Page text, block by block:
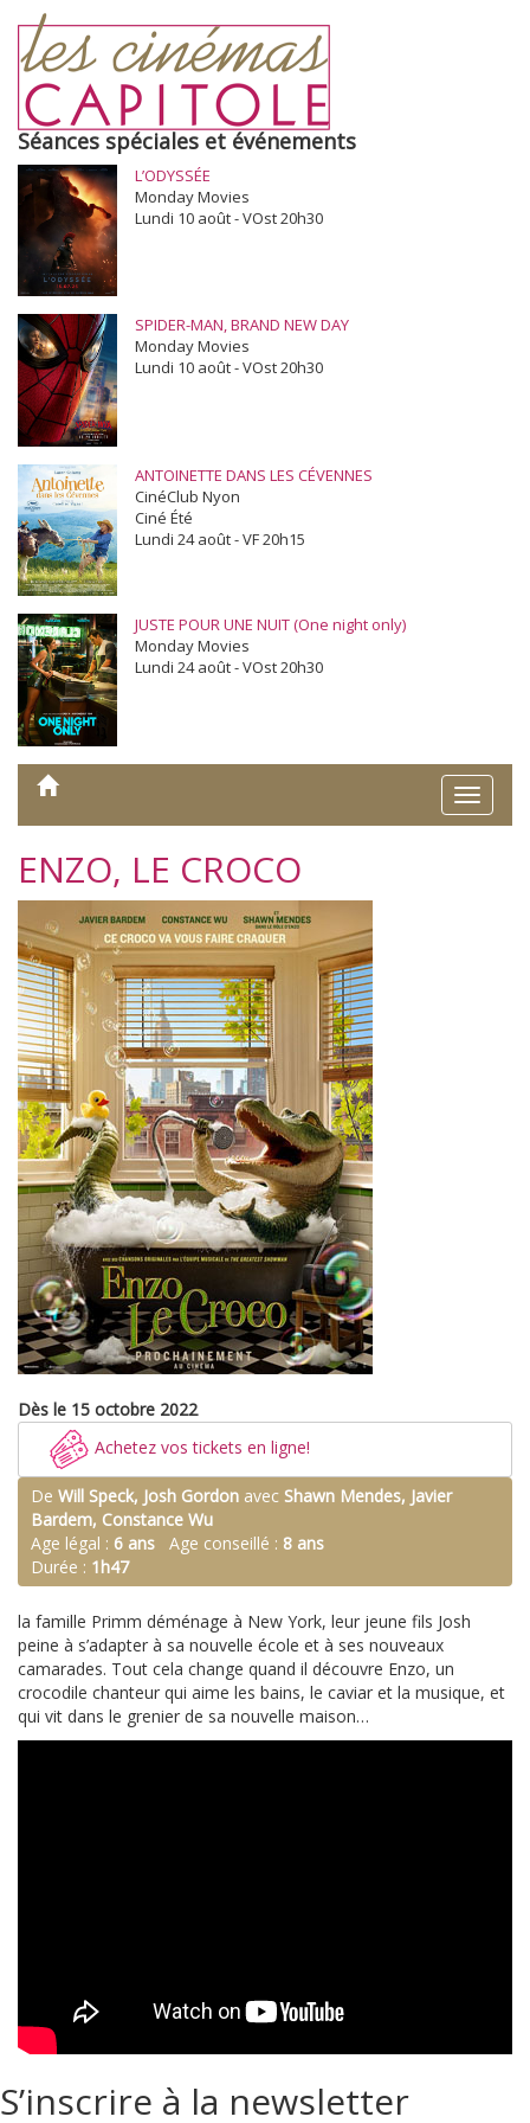
Séances spéciales et événements
L’ODYSSÉE
Monday Movies
Lundi 10 août - VOst 20h30
SPIDER-MAN, BRAND NEW DAY
Monday Movies
Lundi 10 août - VOst 20h30
ANTOINETTE DANS LES CÉVENNES
CinéClub Nyon
Ciné Été
Lundi 24 août - VF 20h15
JUSTE POUR UNE NUIT (One night only)
Monday Movies
Lundi 24 août - VOst 20h30
Toggle
ENZO, LE CROCO
Dès le 15 octobre 2022
Achetez vos tickets en ligne!
De Will Speck, Josh Gordon avec Shawn Mendes, Javier
Bardem, Constance Wu
Age légal : 6 ans Age conseillé : 8 ans
Durée : 1h47
la famille Primm déménage à New York, leur jeune fils Josh
peine à s’adapter à sa nouvelle école et à ses nouveaux
camarades. Tout cela change quand il découvre Enzo, un
crocodile chanteur qui aime les bains, le caviar et la musique, et
qui vit dans le grenier de sa nouvelle maison…
S’inscrire à la newsletter